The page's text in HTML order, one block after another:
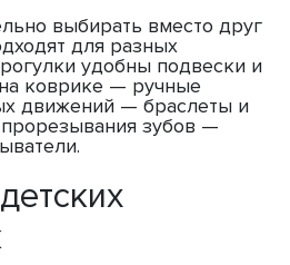
выбирать вместо друг
для разных
удобны подвески и
коврике — ручные
движений — браслеты и
зубов —